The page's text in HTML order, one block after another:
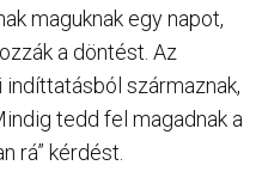
maguknak egy napot,
a döntést. Az
származnak,
tedd fel magadnak a
rá” kérdést.